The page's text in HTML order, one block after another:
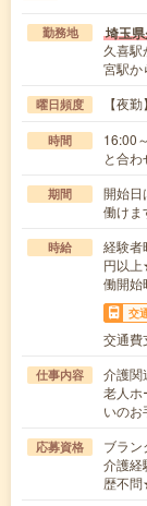
勤務地 埼玉
久喜
宮駅か
曜日頻度 【夜
時間
16:00
と合
期間
開始
働けま
時給
経験
円以
働開始
交
交通費
仕事内容
介護関
老人ホ
いの
応募資格
ブラン
介護経
歴不